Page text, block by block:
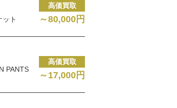
ト
高価買取
～80,000円
PANTS
高価買取
～17,000円